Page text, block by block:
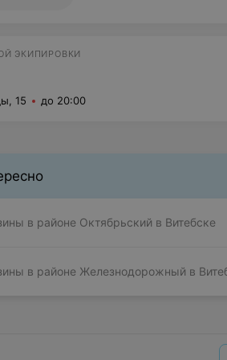
ЭКИПИРОВКИ
15 до 20:00
в районе Октябрьский в Витебске
в районе Железнодорожный в